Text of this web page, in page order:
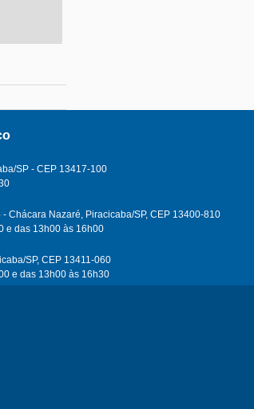
SP - CEP 13417-100
Chácara Nazaré, Piracicaba/SP, CEP 13400-810
e das 13h00 às 16h00
SP, CEP 13411-060
e das 13h00 às 16h30